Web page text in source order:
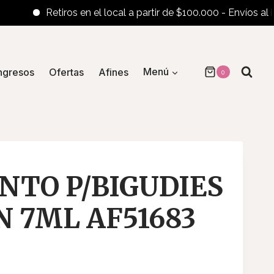
Retiros en el local a partir de $100.000 - Envíos al
Ofertas Afines Menú 0
P/BIGUDIES
7ML AF51683